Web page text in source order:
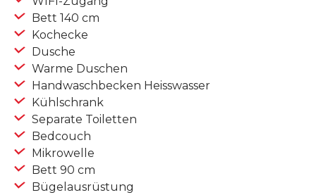
Bett 140 cm
Kochecke
Dusche
Warme Duschen
Handwaschbecken Heisswasser
Kühlschrank
Separate Toiletten
Bedcouch
Mikrowelle
Bett 90 cm
Bügelausrüstung